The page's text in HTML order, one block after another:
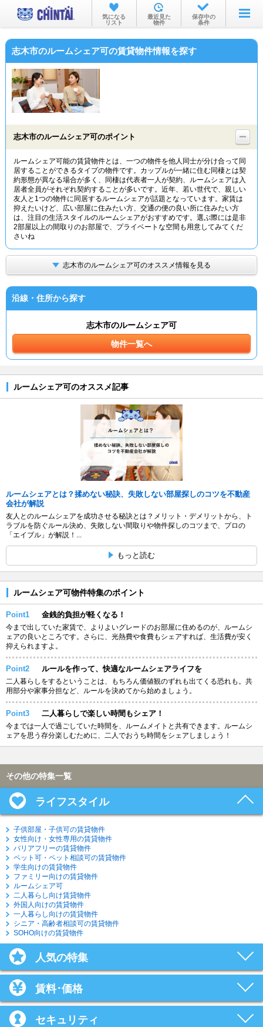
お部屋を探す
沿線・駅から
物件特集から
TOP
気になる
リスト
最近見た
物件
保存中の
条件
志木市のルームシェア可の賃貸物件情報を探す
志木市のルームシェア可のポイント
ルームシェア可能の賃貸物件とは、一つの物件を他人同士が分け合って同
居することができるタイプの物件です。カップルが一緒に住む同棲とは契
約形態が異なる場合が多く、同棲は代表者一人が契約、ルームシェアは入
居者全員がそれぞれ契約することが多いです。近年、若い世代で、親しい
友人と1つの物件に同居するルームシェアが話題となっています。家賃は
抑えたいけど、広い部屋に住みたい方、交通の便の良い所に住みたい方
は、注目の生活スタイルのルームシェアがおすすめです。選ぶ際には是非
2部屋以上の間取りのお部屋で、プライベートな空間も用意してみてくだ
さいね
志木市のルームシェア可のオススメ情報を見る
沿線・住所から探す
志木市のルームシェア可
物件一覧へ
ルームシェア可のオススメ記事
ルームシェアとは？揉めない秘訣、失敗しない部屋探しのコツを不動産
会社が解説
友人とのルームシェアを成功させる秘訣とは？メリット・デメリットから、ト
ラブルを防ぐルール決め、失敗しない間取りや物件探しのコツまで、プロの
「エイブル」が解説！...
もっと読む
ルームシェア可物件特集のポイント
Point1 金銭的負担が軽くなる！
今まで出していた家賃で、よりよいグレードのお部屋に住めるのが、ルームシ
ェアの良いところです。さらに、光熱費や食費もシェアすれば、生活費が安く
抑えられますよ。
Point2 ルールを作って、快適なルームシェアライフを
二人暮らしをするということは、もちろん価値観のずれも出てくる恐れも。共
用部分や家事分担など、ルールを決めてから始めましょう。
Point3 二人暮らしで楽しい時間もシェア！
今までは一人で過ごしていた時間を、ルームメイトと共有できます。ルームシ
ェアを思う存分楽しむために、二人でおうち時間をシェアしましょう！
その他の特集一覧
ライフスタイル
子供部屋・子供可の賃貸物件
女性向け・女性専用の賃貸物件
バリアフリーの賃貸物件
ペット可・ペット相談可の賃貸物件
学生向けの賃貸物件
ファミリー向けの賃貸物件
ルームシェア可
二人暮らし向け賃貸物件
外国人向けの賃貸物件
一人暮らし向けの賃貸物件
シニア・高齢者相談可の賃貸物件
SOHO向けの賃貸物件
人気の特集
賃料･価格
セキュリティ